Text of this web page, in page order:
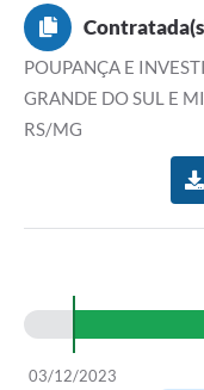
POUPANÇA E
GRANDE DO SUL E
RS/MG
03/12/2023